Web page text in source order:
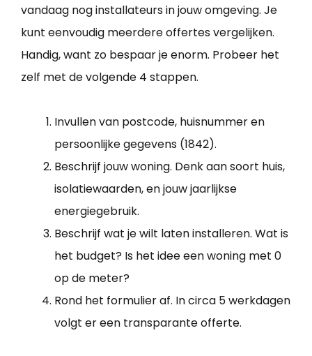
vandaag nog installateurs in jouw omgeving. Je
kunt eenvoudig meerdere offertes vergelijken.
Handig, want zo bespaar je enorm. Probeer het
zelf met de volgende 4 stappen.
Invullen van postcode, huisnummer en
persoonlijke gegevens (1842).
Beschrijf jouw woning. Denk aan soort huis,
isolatiewaarden, en jouw jaarlijkse
energiegebruik.
Beschrijf wat je wilt laten installeren. Wat is
het budget? Is het idee een woning met 0
op de meter?
Rond het formulier af. In circa 5 werkdagen
volgt er een transparante offerte.